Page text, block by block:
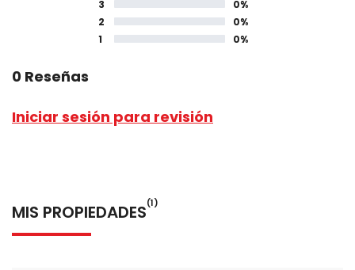
3
0%
2
0%
1
0%
0 Reseñas
Iniciar sesión para revisión
MIS PROPIEDADES(1)